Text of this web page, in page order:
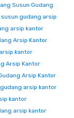
Susun Gudang
gudang arsip
arsip kantor
Arsip Kantor
kantor
Arsip Kantor
Arsip Kantor
arsip kantor
kantor
arsip kantor